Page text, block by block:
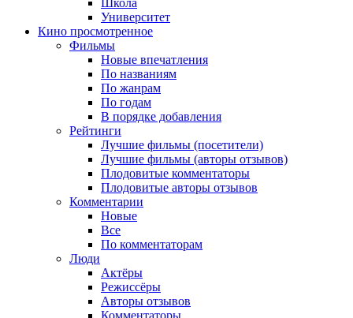
Университет
Кино просмотренное
Фильмы
Новые впечатления
По названиям
По жанрам
По годам
В порядке добавления
Рейтинги
Лучшие фильмы (посетители)
Лучшие фильмы (авторы отзывов)
Плодовитые комментаторы
Плодовитые авторы отзывов
Комментарии
Новые
Все
По комментаторам
Люди
Актёры
Режиссёры
Авторы отзывов
Комментаторы